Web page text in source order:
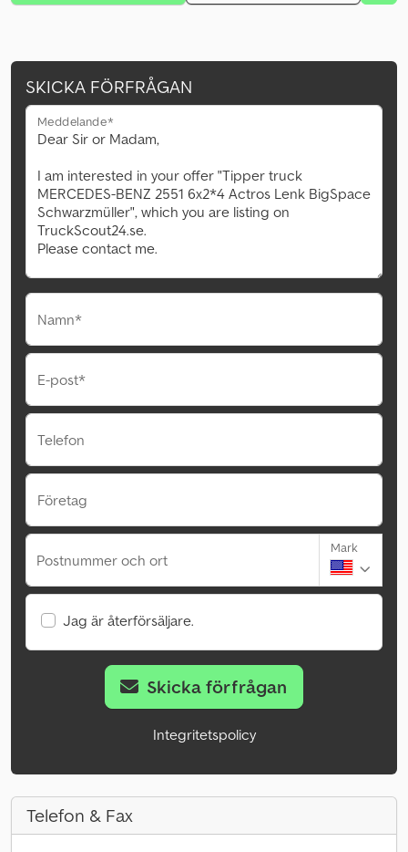
SKICKA FÖRFRÅGAN
Meddelande*
Namn*
E-post*
Telefon
Företag
Postnummer och ort
Mark
Jag är återförsäljare.
Skicka förfrågan
Integritetspolicy
Telefon & Fax